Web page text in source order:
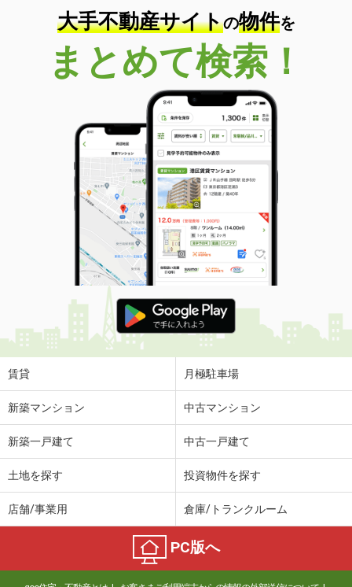
大手不動産サイトの物件を
まとめて検索！
賃貸 月極駐車場
新築マンション 中古マンション
新築一戸建て 中古一戸建て
土地を探す 投資物件を探す
店舗/事業用 倉庫/トランクルーム
PC版へ